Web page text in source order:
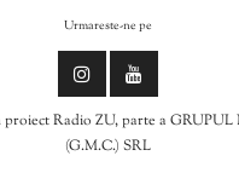
Urmareste-ne pe
proiect Radio ZU, parte a
(G.M.C.) SRL